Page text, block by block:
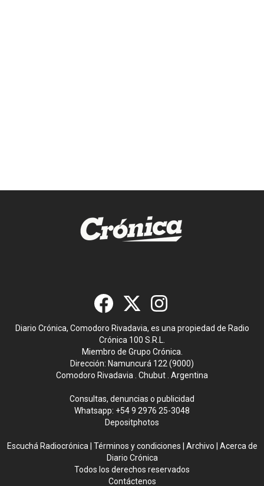
Diario Crónica, Comodoro Rivadavia, es una propiedad de Radio
Crónica 100 S.R.L.
Miembro de Grupo Crónica.
Dirección: Namuncurá 122 (9000)
Comodoro Rivadavia . Chubut . Argentina
Consultas, denuncias o publicidad
Whatsapp: +54 9 2976 25-3048
Depositphotos
Escuchá Radiocrónica Términos y condiciones Archivo
Acerca de
Diario Crónica
Todos los derechos reservados
Contáctenos